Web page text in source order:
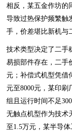
相反，某五金作坊的
导致过热保护频繁触
手，价差堪比新机与
技术类型决定了二手
易损部件存在，二手
元；补偿式机型凭借
元至8000元，某印刷
组且运行时间不足
无触点机型作为技术
至1.5万元，某半导